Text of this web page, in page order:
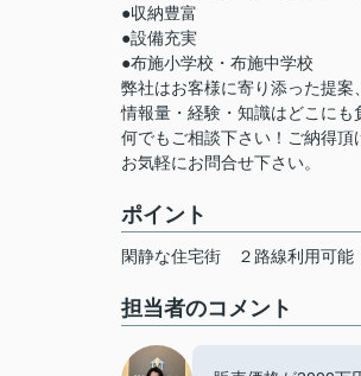
●収納豊富
●設備充実
●布施小学校・布施中学校
弊社はお客様に寄り添った提案
情報量・経験・知識はどこにも
何でもご相談下さい！ご納得頂
お気軽にお問合せ下さい。
ポイント
閑静な住宅街 ２路線利用可能
担当者のコメント